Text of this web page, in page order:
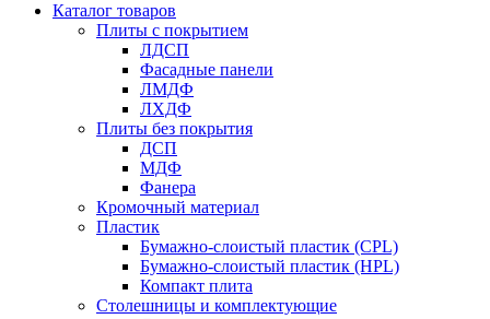
Каталог товаров
Плиты с покрытием
ЛДСП
Фасадные панели
ЛМДФ
ЛХДФ
Плиты без покрытия
ДСП
МДФ
Фанера
Кромочный материал
Пластик
Бумажно-слоистый пластик (CPL)
Бумажно-слоистый пластик (HPL)
Компакт плита
Столешницы и комплектующие